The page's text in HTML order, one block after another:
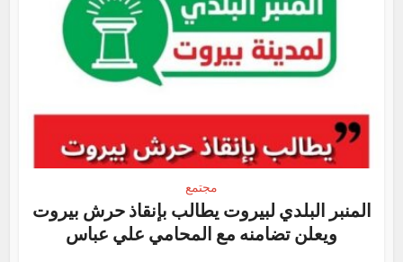
مجتمع
المنبر البلدي لبيروت يطالب بإنقاذ حرش بيروت
ويعلن تضامنه مع المحامي علي عباس